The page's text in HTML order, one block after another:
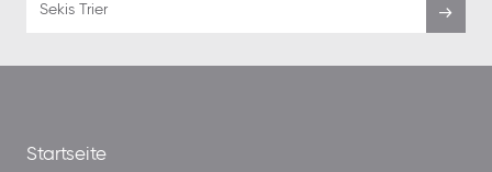
Sekis Trier
Startseite